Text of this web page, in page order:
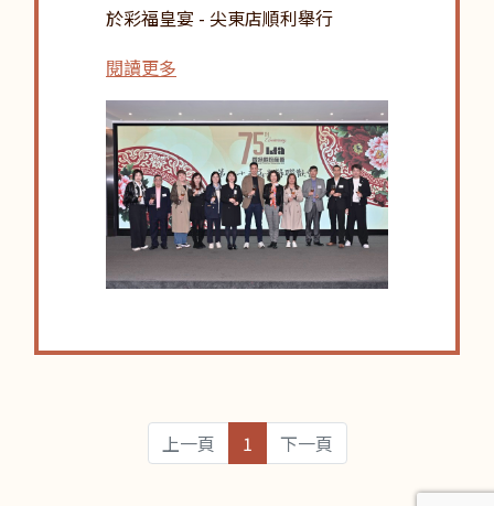
於彩福皇宴 - 尖東店順利舉行
閱讀更多
上一頁 1 下一頁